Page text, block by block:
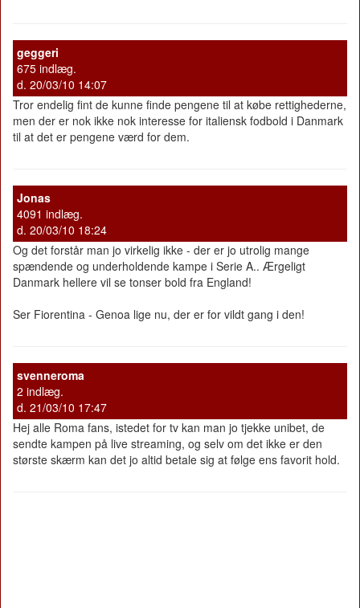
geggeri
675 indlæg.
d. 20/03/10 14:07
Tror endelig fint de kunne finde pengene til at købe rettighederne,
men der er nok ikke nok interesse for italiensk fodbold i Danmark
til at det er pengene værd for dem.
Jonas
4091 indlæg.
d. 20/03/10 18:24
Og det forstår man jo virkelig ikke - der er jo utrolig mange
spændende og underholdende kampe i Serie A.. Ærgeligt
Danmark hellere vil se tonser bold fra England!
Ser Fiorentina - Genoa lige nu, der er for vildt gang i den!
svenneroma
2 indlæg.
d. 21/03/10 17:47
Hej alle Roma fans, istedet for tv kan man jo tjekke unibet, de
sendte kampen på live streaming, og selv om det ikke er den
største skærm kan det jo altid betale sig at følge ens favorit hold.